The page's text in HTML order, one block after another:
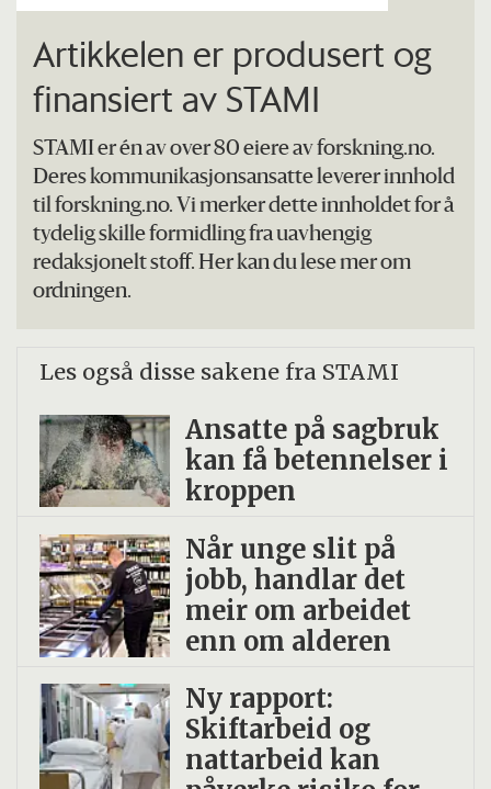
Artikkelen er produsert og
finansiert av STAMI
STAMI er én av over 80 eiere av forskning.no.
Deres kommunikasjonsansatte leverer innhold
til forskning.no. Vi merker dette innholdet for å
tydelig skille formidling fra uavhengig
redaksjonelt stoff. Her kan du lese mer om
ordningen.
Les også disse sakene fra STAMI
Ansatte på sagbruk
kan få betennelser i
kroppen
Når unge slit på
jobb, handlar det
meir om arbeidet
enn om alderen
Ny rapport:
Skiftarbeid og
nattarbeid kan